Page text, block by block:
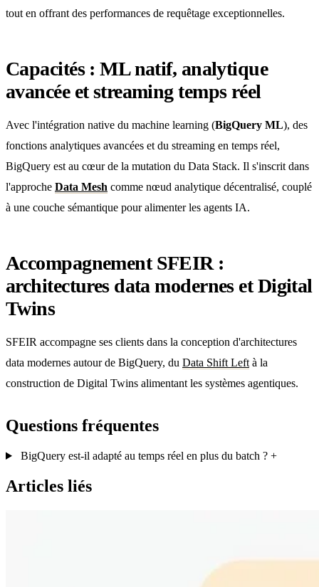
tout en offrant des performances de requêtage exceptionnelles.
Capacités : ML natif, analytique
avancée et streaming temps réel
Avec l'intégration native du machine learning (BigQuery ML), des
fonctions analytiques avancées et du streaming en temps réel,
BigQuery est au cœur de la mutation du Data Stack. Il s'inscrit dans
l'approche Data Mesh comme nœud analytique décentralisé, couplé
à une couche sémantique pour alimenter les agents IA.
Accompagnement SFEIR :
architectures data modernes et Digital
Twins
SFEIR accompagne ses clients dans la conception d'architectures
data modernes autour de BigQuery, du Data Shift Left à la
construction de Digital Twins alimentant les systèmes agentiques.
Questions fréquentes
BigQuery est-il adapté au temps réel en plus du batch ? +
Articles liés